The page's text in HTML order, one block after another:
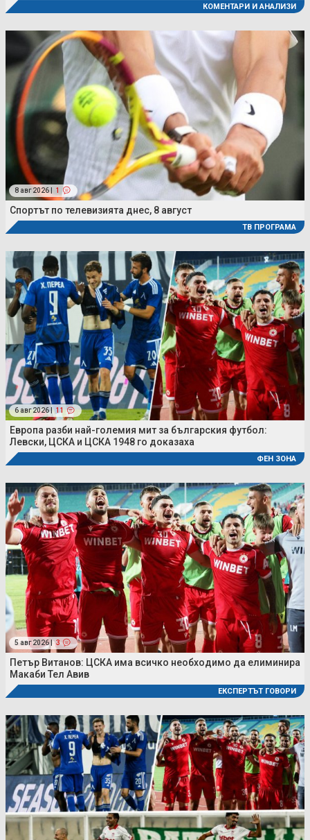
КОМЕНТАРИ И АНАЛИЗИ
8 авг 2026 | 1
Спортът по телевизията днес, 8 август
ТВ ПРОГРАМА
6 авг 2026 | 11
Европа разби най-големия мит за българския футбол:
Левски, ЦСКА и ЦСКА 1948 го доказаха
ФЕН ЗОНА
5 авг 2026 | 3
Петър Витанов: ЦСКА има всичко необходимо да елиминира
Макаби Тел Авив
ЕКСПЕРТЪТ ГОВОРИ